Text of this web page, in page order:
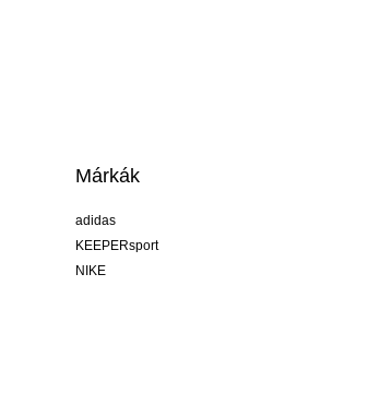
Márkák
adidas
KEEPERsport
NIKE